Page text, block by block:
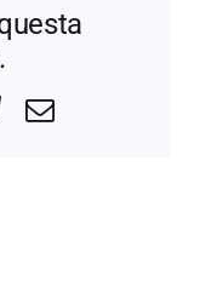
Telegram
Correo